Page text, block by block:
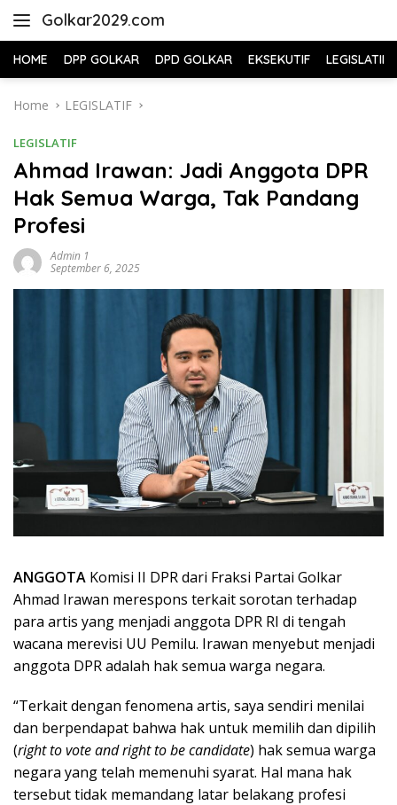
Golkar2029.com
HOME DPP GOLKAR DPD GOLKAR EKSEKUTIF LEGISLATIF
Home LEGISLATIF
LEGISLATIF
Ahmad Irawan: Jadi Anggota DPR
Hak Semua Warga, Tak Pandang
Profesi
Admin 1
September 6, 2025
ANGGOTA Komisi II DPR dari Fraksi Partai Golkar
Ahmad Irawan merespons terkait sorotan terhadap
para artis yang menjadi anggota DPR RI di tengah
wacana merevisi UU Pemilu. Irawan menyebut menjadi
anggota DPR adalah hak semua warga negara.
“Terkait dengan fenomena artis, saya sendiri menilai
dan berpendapat bahwa hak untuk memilih dan dipilih
(right to vote and right to be candidate) hak semua warga
negara yang telah memenuhi syarat. Hal mana hak
tersebut tidak memandang latar belakang profesi